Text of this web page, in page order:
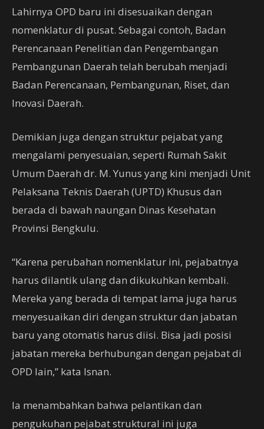
Lahirnya OPD baru ini disesuaikan dengan
nomenklatur di pusat. Sebagai contoh, Badan
Perencanaan Penelitian dan Pengembangan
Pembangunan Daerah telah berubah menjadi
Badan Perencanaan, Pembangunan, Riset, dan
Inovasi Daerah.
Demikian juga dengan struktur pejabat yang
mengalami penyesuaian, seperti Rumah Sakit
Umum Daerah dr. M. Yunus yang kini menjadi Unit
Pelaksana Teknis Daerah (UPTD) Khusus dan
berada di bawah naungan Dinas Kesehatan
Provinsi Bengkulu.
“Karena perubahan nomenklatur ini, pejabatnya
harus dilantik ulang dan dikukuhkan kembali.
Mereka yang berada di tempat lama juga harus
menyesuaikan diri dengan struktur dan jabatan
baru yang otomatis harus diisi. Bisa jadi posisi
jabatan mereka berhubungan dengan pejabat di
OPD lain,” kata Isnan.
Ia menambahkan bahwa pelantikan dan
pengukuhan pejabat struktural ini juga